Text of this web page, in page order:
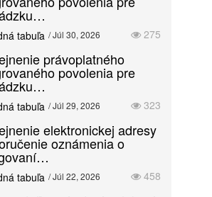
275
tabuľa / Júl 30, 2026
právoplatného
povolenia pre
323
tabuľa / Júl 29, 2026
elektronickej adresy
oznámenia o
458
tabuľa / Júl 22, 2026